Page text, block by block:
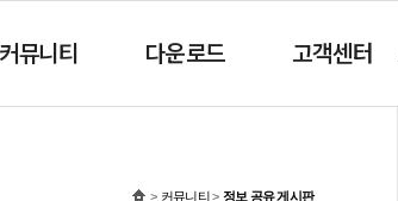
커뮤니티 다운로드 고객센터
커뮤니티 정보 공유 게시판